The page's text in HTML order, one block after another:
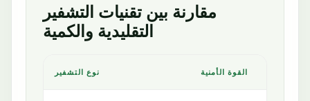
مقارنة بين تقنيات التشفير
التقليدية والكمية
نوع التشفير القوة الأمنية